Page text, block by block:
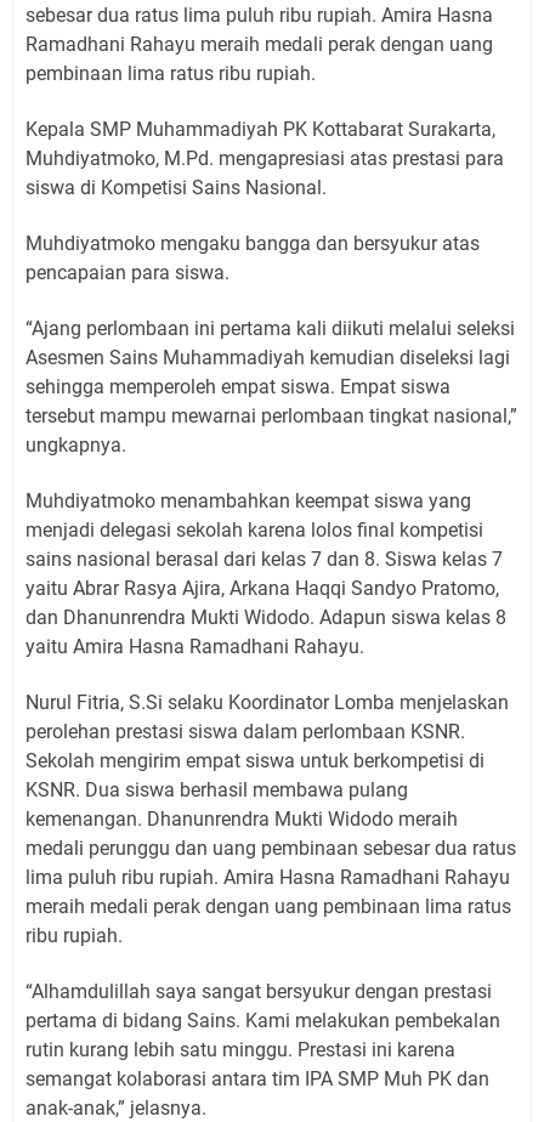
sebesar dua ratus lima puluh ribu rupiah. Amira Hasna
Ramadhani Rahayu meraih medali perak dengan uang
pembinaan lima ratus ribu rupiah.
Kepala SMP Muhammadiyah PK Kottabarat Surakarta,
Muhdiyatmoko, M.Pd. mengapresiasi atas prestasi para
siswa di Kompetisi Sains Nasional.
Muhdiyatmoko mengaku bangga dan bersyukur atas
pencapaian para siswa.
“Ajang perlombaan ini pertama kali diikuti melalui seleksi
Asesmen Sains Muhammadiyah kemudian diseleksi lagi
sehingga memperoleh empat siswa. Empat siswa
tersebut mampu mewarnai perlombaan tingkat nasional,”
ungkapnya.
Muhdiyatmoko menambahkan keempat siswa yang
menjadi delegasi sekolah karena lolos final kompetisi
sains nasional berasal dari kelas 7 dan 8. Siswa kelas 7
yaitu Abrar Rasya Ajira, Arkana Haqqi Sandyo Pratomo,
dan Dhanunrendra Mukti Widodo. Adapun siswa kelas 8
yaitu Amira Hasna Ramadhani Rahayu.
Nurul Fitria, S.Si selaku Koordinator Lomba menjelaskan
perolehan prestasi siswa dalam perlombaan KSNR.
Sekolah mengirim empat siswa untuk berkompetisi di
KSNR. Dua siswa berhasil membawa pulang
kemenangan. Dhanunrendra Mukti Widodo meraih
medali perunggu dan uang pembinaan sebesar dua ratus
lima puluh ribu rupiah. Amira Hasna Ramadhani Rahayu
meraih medali perak dengan uang pembinaan lima ratus
ribu rupiah.
“Alhamdulillah saya sangat bersyukur dengan prestasi
pertama di bidang Sains. Kami melakukan pembekalan
rutin kurang lebih satu minggu. Prestasi ini karena
semangat kolaborasi antara tim IPA SMP Muh PK dan
anak-anak,” jelasnya.